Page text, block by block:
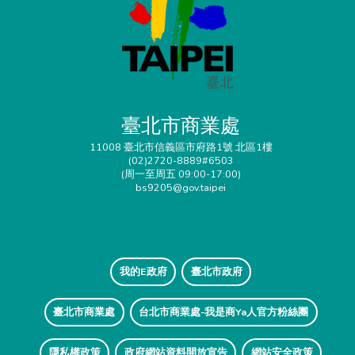
臺北市商業處
11008 臺北市信義區市府路1號 北區1樓
(02)2720-8889#6503
(周一至周五 09:00-17:00)
bs9205@gov.taipei
我的E政府 臺北市政府
臺北市商業處 台北市商業處-我是商Ya人官方粉絲團